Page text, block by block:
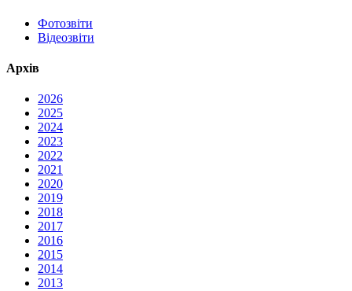
Фотозвіти
Відеозвіти
Архів
2026
2025
2024
2023
2022
2021
2020
2019
2018
2017
2016
2015
2014
2013